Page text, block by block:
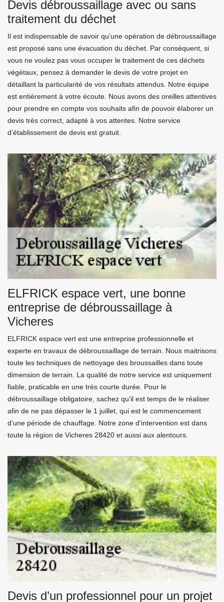
Devis débroussaillage avec ou sans
traitement du déchet
Il est indispensable de savoir qu’une opération de débroussaillage
est proposé sans une évacuation du déchet. Par conséquent, si
vous ne voulez pas vous occuper le traitement de ces déchets
végétaux, pensez à demander le devis de votre projet en
détaillant la particularité de vos résultats attendus. Notre équipe
est entièrement à votre écoute. Nous avons des oreilles attentives
pour prendre en compte vos souhaits afin de pouvoir élaborer un
devis très correct, adapté à vos attentes. Notre service
d’établissement de devis est gratuit.
ELFRICK espace vert, une bonne
entreprise de débroussaillage à
Vicheres
ELFRICK espace vert est une entreprise professionnelle et
experte en travaux de débroussaillage de terrain. Nous maitrisons
toute les techniques de nettoyage des broussailles dans toute
dimension de terrain. La qualité de notre service est uniquement
fiable, praticable en une très courte durée. Pour le
débroussaillage obligatoire, sachez qu’il est temps de le réaliser
afin de ne pas dépasser le 1 juillet, qui est le commencement
d’une période de chauffage. Notre zone d’intervention est dans
toute la région de Vicheres 28420 et aussi aux alentours.
Devis d’un professionnel pour un projet